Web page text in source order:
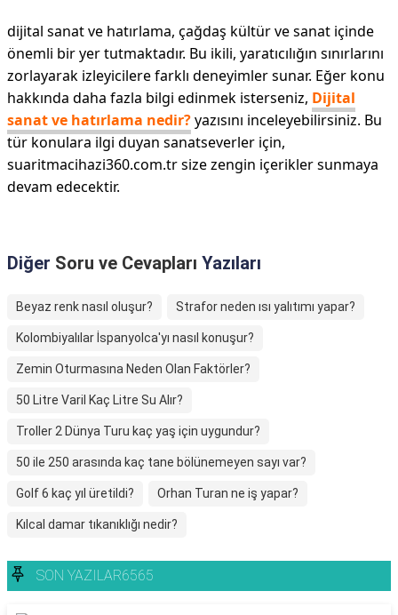
dijital sanat ve hatırlama, çağdaş kültür ve sanat içinde
önemli bir yer tutmaktadır. Bu ikili, yaratıcılığın sınırlarını
zorlayarak izleyicilere farklı deneyimler sunar. Eğer konu
hakkında daha fazla bilgi edinmek isterseniz, Dijital
sanat ve hatırlama nedir?yazısını inceleyebilirsiniz. Bu
tür konulara ilgi duyan sanatseverler için,
suaritmacihazi360.com.tr size zengin içerikler sunmaya
devam edecektir.
Diğer Soru ve Cevapları Yazıları
Beyaz renk nasıl oluşur? Strafor neden ısı yalıtımı yapar?
Kolombiyalılar İspanyolca'yı nasıl konuşur?
Zemin Oturmasına Neden Olan Faktörler?
50 Litre Varil Kaç Litre Su Alır?
Troller 2 Dünya Turu kaç yaş için uygundur?
50 ile 250 arasında kaç tane bölünemeyen sayı var?
Golf 6 kaç yıl üretildi? Orhan Turan ne iş yapar?
Kılcal damar tıkanıklığı nedir?
SON YAZILAR6565